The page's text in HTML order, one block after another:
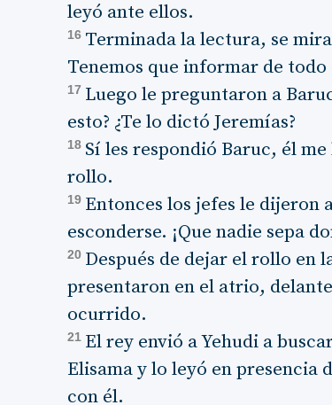
leyó ante ellos.
16 Terminada la lectura, se
Tenemos que informar de todo
17 Luego le preguntaron a
esto? ¿Te lo dictó Jeremías?
18 Sí les respondió Baruc, él
rollo.
19 Entonces los jefes le dijeron
esconderse. ¡Que nadie sepa
20 Después de dejar el rollo en
presentaron en el atrio,
ocurrido.
21 El rey envió a Yehudi a
Elisama y lo leyó en presencia
con él.